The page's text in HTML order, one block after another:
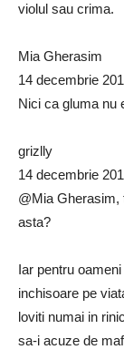
violul sau crima.
Mia Gherasim
14 decembrie
Nici ca gluma nu
grizlly
14 decembrie
@Mia Gherasim,
asta?
Iar pentru
inchisoare pe
loviti numai in
sa-i acuze de